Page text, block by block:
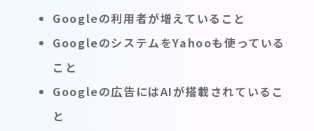
Googleの利用者が増えていること
GoogleのシステムをYahooも使っている
こと
Googleの広告にはAIが搭載されているこ
と